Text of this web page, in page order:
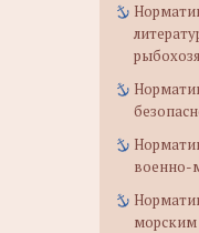
военно-
морским